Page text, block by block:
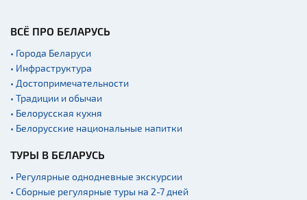
Военная история
Мастер-классы
Квесты
Новости
Спортинг-клубы и тиры
Ратуши
Родовые усадьбы
Садово-парковая
ВСЁ ПРО БЕЛАРУСЬ
• Города Беларуси
• Инфраструктура
• Достопримечательности
• Традиции и обычаи
• Белорусская кухня
• Белорусские национальные напитки
ТУРЫ В БЕЛАРУСЬ
• Регулярные однодневные экскурсии
• Сборные регулярные туры на 2-7 дней